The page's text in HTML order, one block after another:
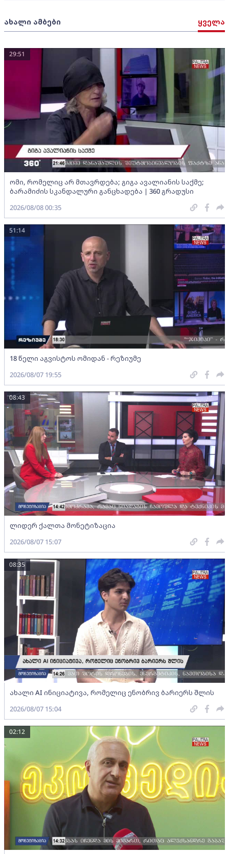
ახალი ამბები ყველა
ომი, რომელიც არ მთავრდება; გიგა ავალიანის საქმე;
ბარამიძის სკანდალური განცხადება | 360 გრადუსი
29:51
2026/08/08 00:35
18 წელი აგვისტოს ომიდან - რეზიუმე
51:14
2026/08/07 19:55
ლიდერ ქალთა მონეტიზაცია
08:43
2026/08/07 15:07
ახალი AI ინიციატივა, რომელიც ენობრივ ბარიერს შლის
08:35
2026/08/07 15:04
02:12